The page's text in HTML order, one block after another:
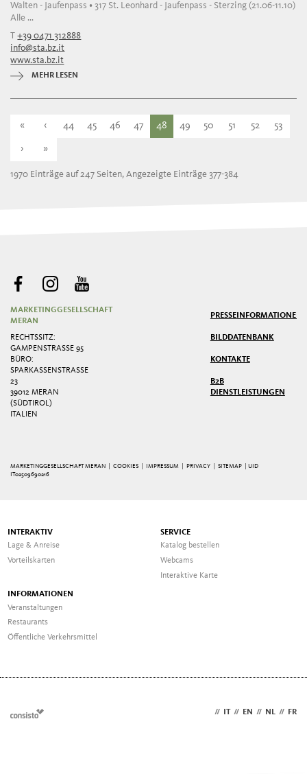
Walten - Jaufenpass • 317 St. Leonhard - Jaufenpass - Sterzing (21.06-11.10)
Alle ...
T+39 0471 312888
info@sta.bz.it
www.sta.bz.it
MEHR LESEN
« ‹ 44 45 46 47 48 49 50 51 52 53
› »
1970 Einträge auf 247 Seiten, Angezeigte Einträge 377-384
MARKETINGGESELLSCHAFT
MERAN
RECHTSSITZ:
GAMPENSTRASSE 95
BÜRO:
SPARKASSENSTRASSE 2
3
39012 MERAN
(SÜDTIROL)
ITALIEN
PRESSEINFORMATIONEN
BILDDATENBANK
KONTAKTE
B2B
DIENSTLEISTUNGEN
MARKETINGGESELLSCHAFT MERAN | COOKIES IMPRESSUM PRIVACY |SITEMAP
| UID
IT02509690216
INTERAKTIV
Lage & Anreise
Vorteilskarten
SERVICE
Katalog bestellen
Webcams
Interaktive Karte
INFORMATIONEN
Veranstaltungen
Restaurants
Öffentliche Verkehrsmittel
// // EN // NL // FR